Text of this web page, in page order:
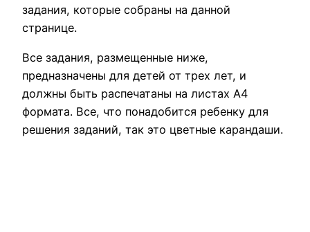
задания, которые собраны на данной
странице.
Все задания, размещенные ниже,
предназначены для детей от трех лет, и
должны быть распечатаны на листах А4
формата. Все, что понадобится ребенку для
решения заданий, так это цветные карандаши.